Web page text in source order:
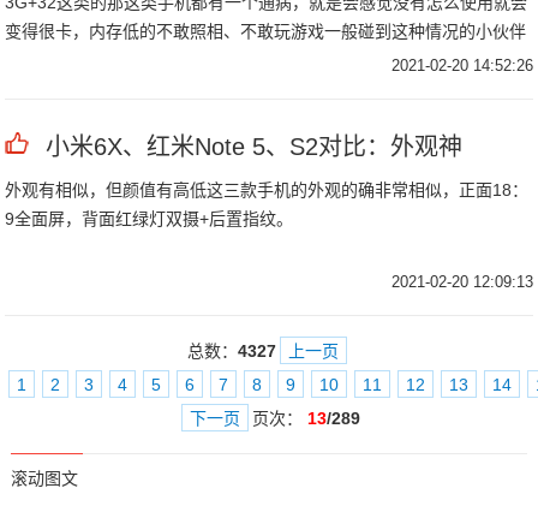
变得很卡，内存低的不敢照相、不敢玩游戏一般碰到这种情况的小伙伴
要不就是换手机，要不就是插内存卡，今天教给大家几个不用换机插卡
2021-02-20 14:52:26
小米6X、红米Note 5、S2对比：外观神
外观有相似，但颜值有高低这三款手机的外观的确非常相似，正面18：
9全面屏，背面红绿灯双摄+后置指纹。
2021-02-20 12:09:13
总数： 4327
上一页
1
2 3 4 5 6 7 8 9 10 11 12 13 14
下一页
页次： 13/289
滚动图文